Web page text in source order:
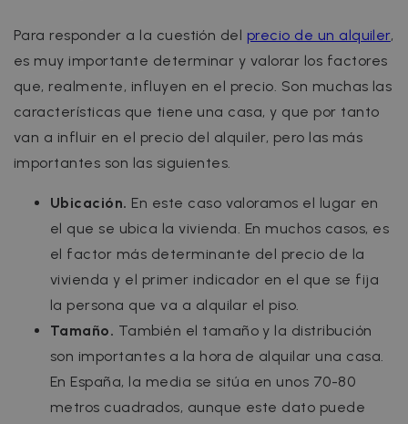
Para responder a la cuestión del precio de un alquiler,
es muy importante determinar y valorar los factores
que, realmente, influyen en el precio. Son muchas las
características que tiene una casa, y que por tanto
van a influir en el precio del alquiler, pero las más
importantes son las siguientes.
Ubicación. En este caso valoramos el lugar en
el que se ubica la vivienda. En muchos casos, es
el factor más determinante del precio de la
vivienda y el primer indicador en el que se fija
la persona que va a alquilar el piso.
Tamaño. También el tamaño y la distribución
son importantes a la hora de alquilar una casa.
En España, la media se sitúa en unos 70-80
metros cuadrados, aunque este dato puede